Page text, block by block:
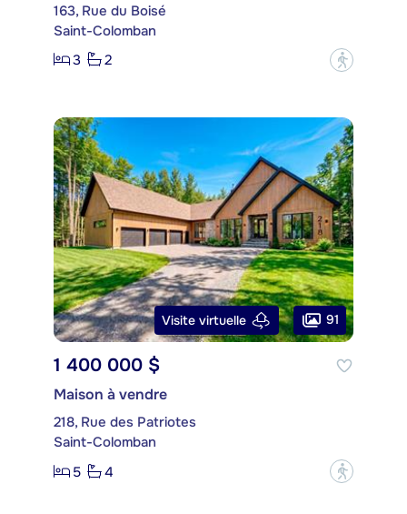
163, Rue du Boisé
Saint-Colomban
3
2 ?
Visite virtuelle 91
1 400 000 $
Maison à vendre
218, Rue des Patriotes
Saint-Colomban
5
4 ?